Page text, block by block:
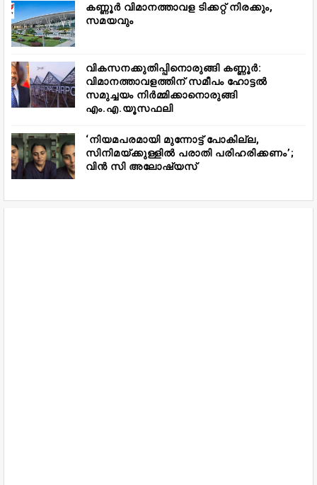
കണ്ണൂർ വിമാനത്താവള ടിക്കറ്റ് നിരക്കും,
സമയവും
വികസനക്കുതിപ്പിനൊരുങ്ങി കണ്ണൂർ:
വിമാനത്താവളത്തിന് സമീപം ഹോട്ടൽ
സമുച്ചയം നിർമ്മിക്കാനൊരുങ്ങി
എം.എ.യൂസഫലി
‘നിയമപരമായി മുന്നോട്ട് പോകില്ല,
സിനിമയ്ക്കുള്ളിൽ പരാതി പരിഹരിക്കണം’;
വിൻ സി അലോഷ്യസ്